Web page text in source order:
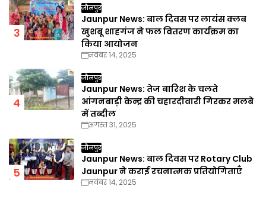
जौनपुर
Jaunpur News: बाल दिवस पर लायंस क्लब
खुशबू शाहगंज ने फल वितरण कार्यक्रम का
किया आयोजन
नवंबर 14, 2025
जौनपुर
Jaunpur News: तेज बारिश के चलते
आंगनबाड़ी केन्द्र की चहारदीवारी गिरकर मलबे
में तब्दील
अगस्त 31, 2025
जौनपुर
Jaunpur News: बाल दिवस पर Rotary Club
Jaunpur ने कराई रचनात्मक प्रतियोगिताएँ
नवंबर 14, 2025